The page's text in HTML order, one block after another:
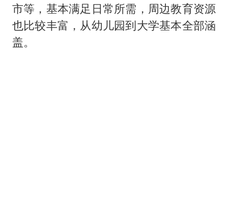
市等，基本满足日常所需，周边教育资源
也比较丰富，从幼儿园到大学基本全部涵
盖。